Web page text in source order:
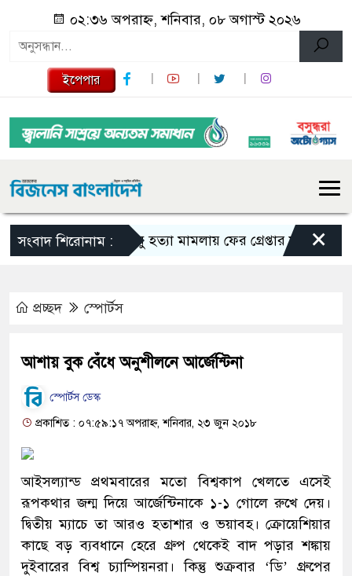
০২:৩৬ অপরাহ্ন, শনিবার, ০৮ অগাস্ট ২০২৬
ইপেপার
সংবাদ শিরোনাম :তনু হত্যা মামলায় ফের গ্রেপ্তার সাবেক ×
প্রচ্ছদ স্পোর্টস
আশায় বুক বেঁধে অনুশীলনে আর্জেন্টিনা
স্পোর্টস ডেস্ক
প্রকাশিত : ০৭:৫৯:১৭ অপরাহ্ন, শনিবার, ২৩ জুন ২০১৮
আইসল্যান্ড প্রথমবারের মতো বিশ্বকাপ খেলতে এসেই
রূপকথার জন্ম দিয়ে আর্জেন্টিনাকে ১-১ গোলে রুখে দেয়।
দ্বিতীয় ম্যাচে তা আরও হতাশার ও ভয়াবহ। ক্রোয়েশিয়ার
কাছে বড় ব্যবধানে হেরে গ্রুপ থেকেই বাদ পড়ার শঙ্কায়
দুইবারের বিশ্ব চ্যাম্পিয়নরা। কিন্তু শুক্রবার ‘ডি’ গ্রুপের